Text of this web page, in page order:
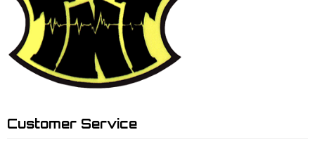
Customer Service